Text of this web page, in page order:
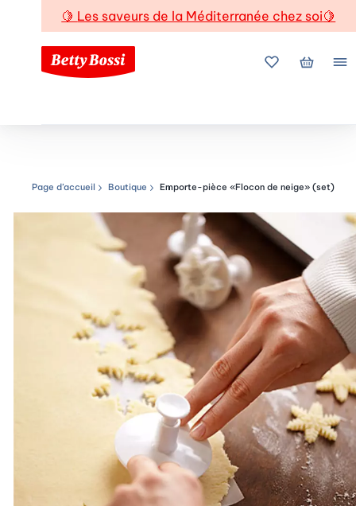
🍋 Les saveurs de la Méditerranée chez soi🍋
Mes favoris
Mon
Chemin de navigation
Page d’accueil Boutique Emporte-pièce «Flocon de neige» (set)